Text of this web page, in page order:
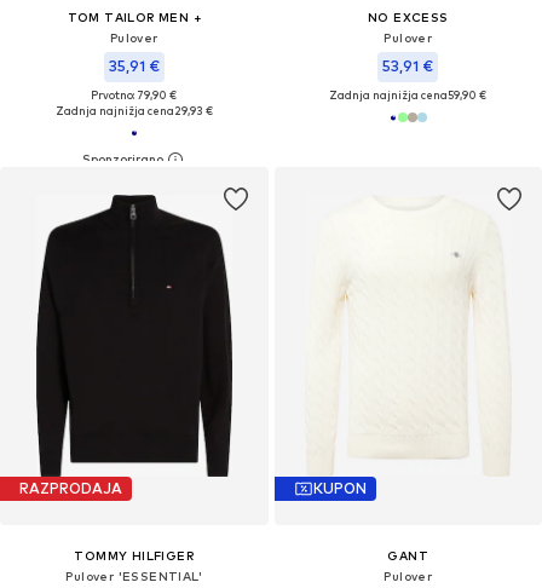
TOM TAILOR MEN +
Pulover
35,91 €
Prvotno: 79,90 €
Zadnja najnižja cena29,93 €
NO EXCESS
Pulover
53,91 €
Zadnja najnižja cena59,90 €
RAZPRODAJA
TOMMY HILFIGER
Pulover 'ESSENTIAL'
KUPON
GANT
Pulover